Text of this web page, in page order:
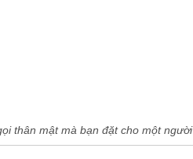
thân mật mà bạn đặt cho một người